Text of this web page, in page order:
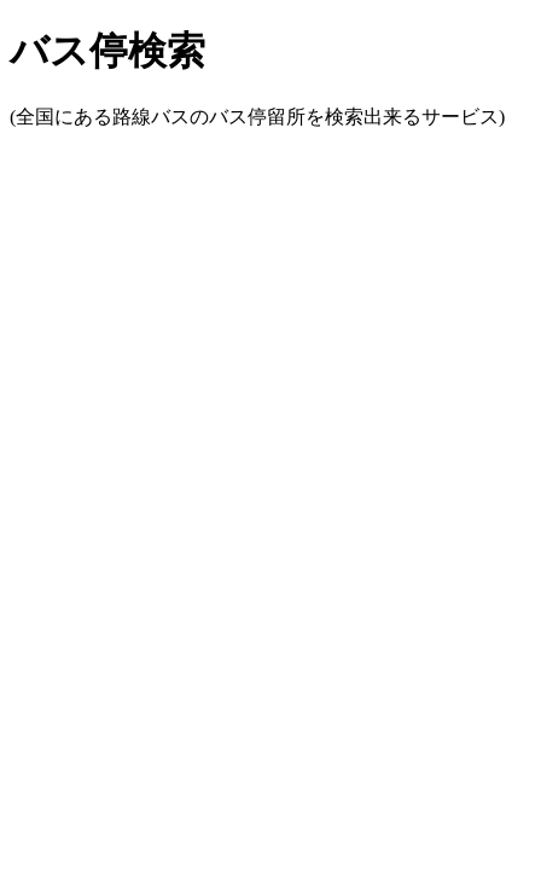
バス停検索
(全国にある路線バスのバス停留所を検索出来るサービス)